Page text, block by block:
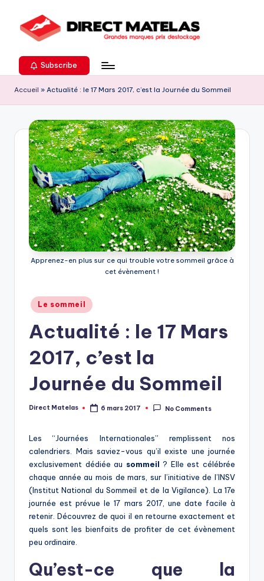
Subscribe
Accueil » Actualité : le 17 Mars 2017, c’est la Journée du Sommeil
Apprenez-en plus sur ce qui trouble votre sommeil grâce à
cet évènement !
Le sommeil
Actualité : le 17 Mars
2017, c’est la
Journée du Sommeil
Direct Matelas 6 mars 2017 No Comments
Les “Journées Internationales” remplissent nos
calendriers. Mais saviez-vous qu’il existe une journée
exclusivement dédiée au sommeil ? Elle est célébrée
chaque année au mois de mars, sur l’initiative de l’INSV
(Institut National du Sommeil et de la Vigilance). La 17e
journée est prévue le 17 mars 2017, une date facile à
retenir. Découvrez de quoi il en retourne exactement et
quels sont les bienfaits de profiter de cet évènement
peu ordinaire.
Qu’est-ce que la